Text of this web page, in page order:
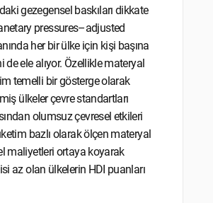
gezegensel baskıları dikkate
pressures–adjusted
her bir ülke için kişi başına
ele alıyor. Özellikle materyal
temelli bir gösterge olarak
ülkeler çevre standartları
olumsuz çevresel etkileri
bazlı olarak ölçen materyal
maliyetleri ortaya koyarak
az olan ülkelerin HDI puanları